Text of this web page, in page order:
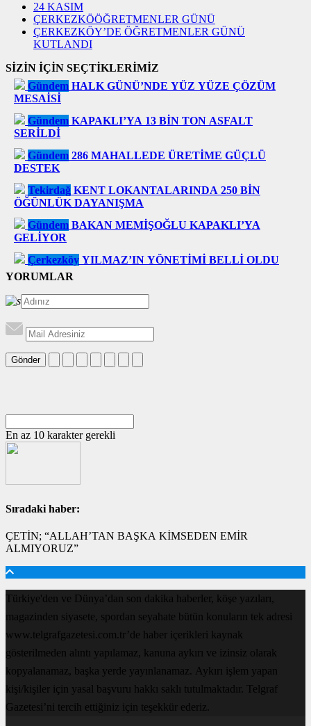
24 KASIM
ÇERKEZKÖÖĞRETMENLER GÜNÜ
ÇERKEZKÖY’DE ÖĞRETMENLER GÜNÜ
KUTLANDI
SİZİN İÇİN SEÇTİKLERİMİZ
Gündem HALK GÜNÜ’NDE YÜZ YÜZE ÇÖZÜM
MESAİSİ
Gündem KAPAKLI’YA 13 BİN TON ASFALT
SERİLDİ
Gündem 286 MAHALLEDE ÜRETİME GÜÇLÜ
DESTEK
Tekirdağ KENT LOKANTALARINDA 250 BİN
ÖĞÜNLÜK DAYANIŞMA
Gündem BAKAN MEMİŞOĞLU KAPAKLI’YA
GELİYOR
Çerkezköy YILMAZ’IN YÖNETİMİ BELLİ OLDU
YORUMLAR
Gönder
En az 10 karakter gerekli
Sıradaki haber:
ÇETİN; “ALLAH’TAN BAŞKA KİMSEDEN EMİR
ALMIYORUZ”
Türkiye'den ve Dünya’dan son dakika haberler, köşe yazıları,
magazinden siyasete, spordan seyahate bütün konuların tek adresi
www.telgrafgazetesi.com.tr’de haber içerikleri kaynak
gösterilmeden alıntı yapılamaz, kanuna aykırı ve izinsiz olarak
kopyalanamaz, başka yerde yayınlanamaz. Aykırı işlem yapan
kişi/kişiler için yasal başvuru hakkı saklı tutulmaktadır. Telgraf
Gazetesi’ni tercih ettiğiniz için teşekkür ederiz.